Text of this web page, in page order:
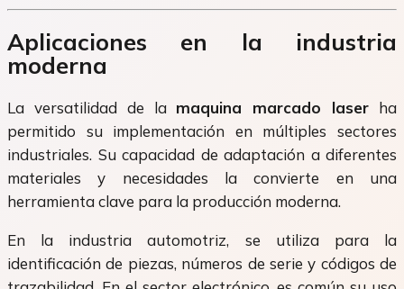
Aplicaciones en la industria
moderna
La versatilidad de la maquina marcado laser ha
permitido su implementación en múltiples sectores
industriales. Su capacidad de adaptación a diferentes
materiales y necesidades la convierte en una
herramienta clave para la producción moderna.
En la industria automotriz, se utiliza para la
identificación de piezas, números de serie y códigos de